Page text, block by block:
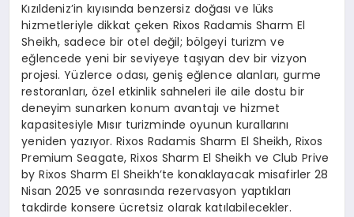
Kızıldeniz’in kıyısında benzersiz doğası ve lüks
hizmetleriyle dikkat çeken Rixos Radamis Sharm El
Sheikh, sadece bir otel değil; bölgeyi turizm ve
eğlencede yeni bir seviyeye taşıyan dev bir vizyon
projesi. Yüzlerce odası, geniş eğlence alanları, gurme
restoranları, özel etkinlik sahneleri ile aile dostu bir
deneyim sunarken konum avantajı ve hizmet
kapasitesiyle Mısır turizminde oyunun kurallarını
yeniden yazıyor. Rixos Radamis Sharm El Sheikh, Rixos
Premium Seagate, Rixos Sharm El Sheikh ve Club Prive
by Rixos Sharm El Sheikh’te konaklayacak misafirler 28
Nisan 2025 ve sonrasında rezervasyon yaptıkları
takdirde konsere ücretsiz olarak katılabilecekler.